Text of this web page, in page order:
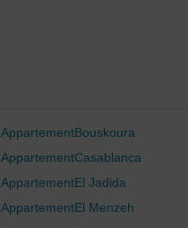
AppartementBouskoura
AppartementCasablanca
AppartementEl Jadida
AppartementEl Menzeh